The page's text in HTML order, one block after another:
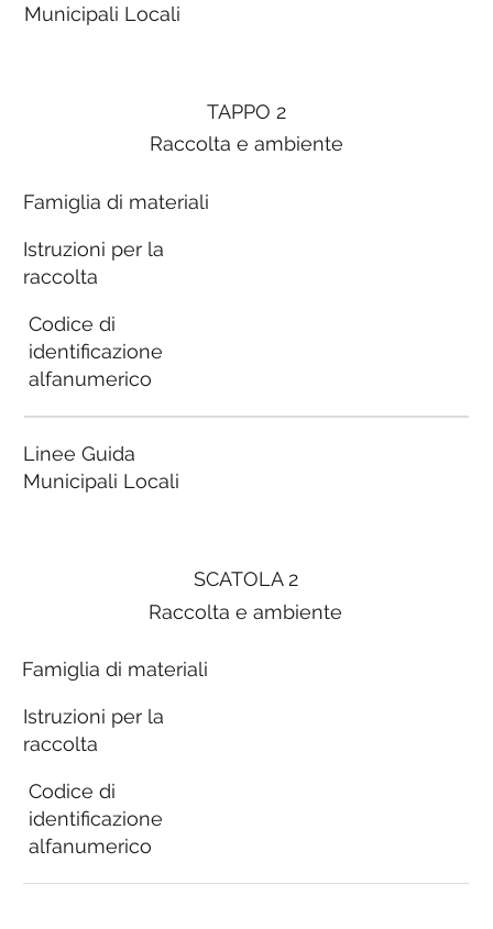
Municipali Locali
SCATOLA 2
Raccolta e ambiente
Famiglia di materiali
Istruzioni per la
raccolta
Codice di
identificazione
alfanumerico
TAPPO 2
Raccolta e ambiente
Famiglia di materiali
Istruzioni per la
raccolta
Codice di
identificazione
alfanumerico
Linee Guida
Municipali Locali